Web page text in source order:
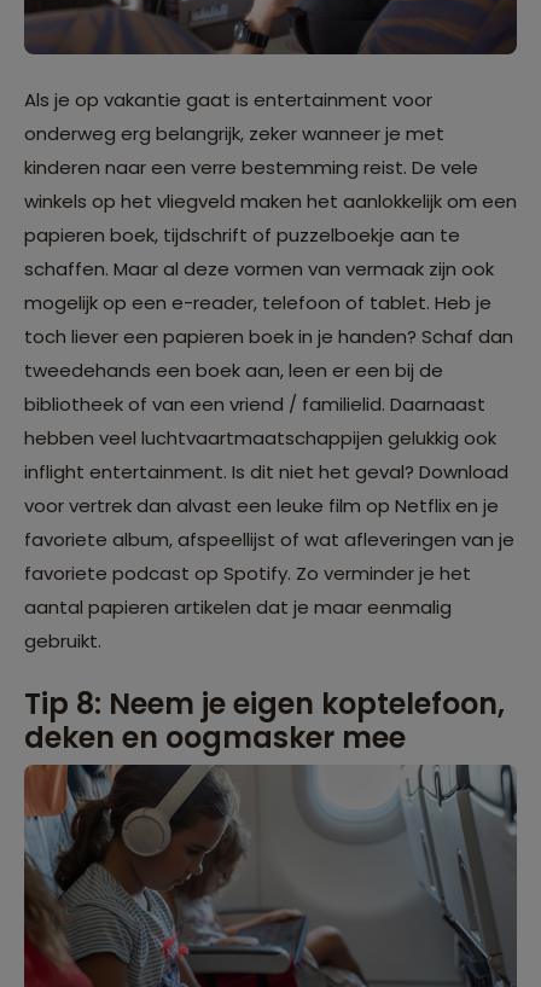
Als je op vakantie gaat is entertainment voor
onderweg erg belangrijk, zeker wanneer je met
kinderen naar een verre bestemming reist. De vele
winkels op het vliegveld maken het aanlokkelijk om een
papieren boek, tijdschrift of puzzelboekje aan te
schaffen. Maar al deze vormen van vermaak zijn ook
mogelijk op een e-reader, telefoon of tablet. Heb je
toch liever een papieren boek in je handen? Schaf dan
tweedehands een boek aan, leen er een bij de
bibliotheek of van een vriend / familielid. Daarnaast
hebben veel luchtvaartmaatschappijen gelukkig ook
inflight entertainment. Is dit niet het geval? Download
voor vertrek dan alvast een leuke film op Netflix en je
favoriete album, afspeellijst of wat afleveringen van je
favoriete podcast op Spotify. Zo verminder je het
aantal papieren artikelen dat je maar eenmalig
gebruikt.
Tip 8: Neem je eigen koptelefoon,
deken en oogmasker mee